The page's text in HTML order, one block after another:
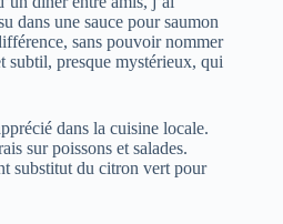
dans une sauce pour saumon
sans pouvoir nommer
subtil, presque mystérieux, qui
dans la cuisine locale.
sur poissons et salades.
substitut du citron vert pour